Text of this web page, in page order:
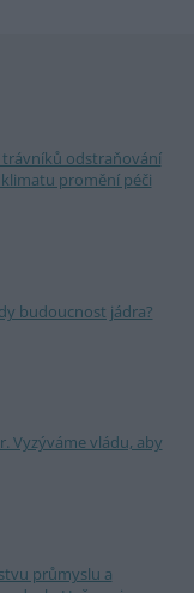
odstraňování
promění péči
budoucnost jádra?
Vyzýváme vládu, aby
průmyslu a